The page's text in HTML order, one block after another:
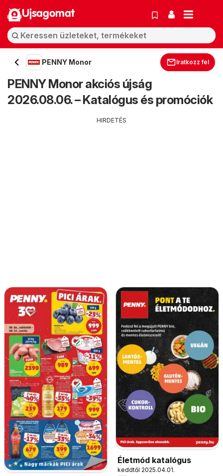
Ujsagomat
PENNY Monor Iratkozz fel
PENNY Monor akciós újság
2026.08.06. – Katalógus és promóciók
HIRDETÉS
Életmód katalógus
keddtől 2025.04.01.